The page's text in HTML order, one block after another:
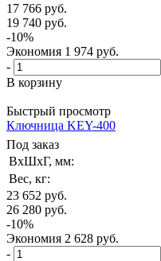
17 766 руб.
19 740 руб.
-10%
Экономия 1 974 руб.
-
В корзину
Быстрый просмотр
Ключница KEY-400
Под заказ
ВxШxГ, мм:
Вес, кг:
23 652 руб.
26 280 руб.
-10%
Экономия 2 628 руб.
-